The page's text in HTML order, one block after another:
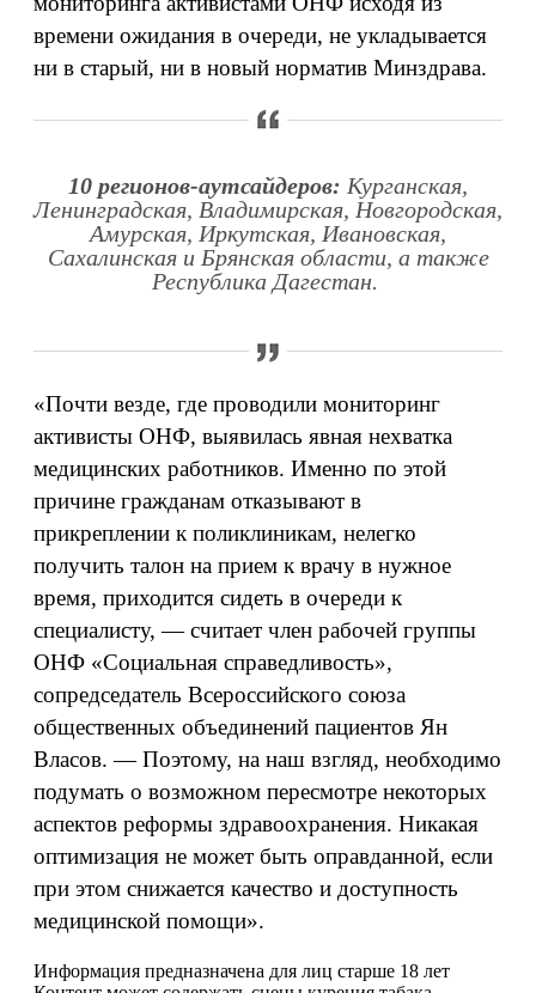
времени ожидания в очереди, не укладывается
ни в старый, ни в новый норматив Минздрава.
10 регионов-аутсайдеров: Курганская,
Ленинградская, Владимирская, Новгородская,
Амурская, Иркутская, Ивановская,
Сахалинская и Брянская области, а также
Республика Дагестан.
«Почти везде, где проводили мониторинг
активисты ОНФ, выявилась явная нехватка
медицинских работников. Именно по этой
причине гражданам отказывают в
прикреплении к поликлиникам, нелегко
получить талон на прием к врачу в нужное
время, приходится сидеть в очереди к
специалисту, — считает член рабочей группы
ОНФ «Социальная справедливость»,
сопредседатель Всероссийского союза
общественных объединений пациентов Ян
Власов. — Поэтому, на наш взгляд, необходимо
подумать о возможном пересмотре некоторых
аспектов реформы здравоохранения. Никакая
оптимизация не может быть оправданной, если
при этом снижается качество и доступность
медицинской помощи».
Информация предназначена для лиц старше 18 лет